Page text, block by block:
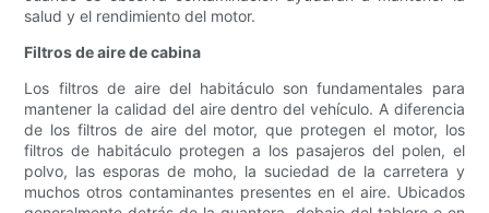
salud y el rendimiento del motor.
Filtros de aire de cabina
Los filtros de aire del habitáculo son fundamentales para
mantener la calidad del aire dentro del vehículo. A diferencia
de los filtros de aire del motor, que protegen el motor, los
filtros de habitáculo protegen a los pasajeros del polen, el
polvo, las esporas de moho, la suciedad de la carretera y
muchos otros contaminantes presentes en el aire. Ubicados